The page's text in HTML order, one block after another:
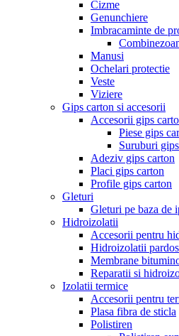
Cizme
Genunchiere
Imbracaminte de
Manusi
Ochelari protectie
Veste
Viziere
Gips carton si accesorii
Accesorii gips
Piese gips
Suruburi
Adeziv gips carton
Placi gips carton
Profile gips carton
Gleturi
Gleturi pe baza de
Hidroizolatii
Accesorii pentru
Hidroizolatii
Membrane
Reparatii si
Izolatii termice
Accesorii pentru
Plasa fibra de sticla
Polistiren